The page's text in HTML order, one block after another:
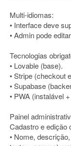
Multi-idiomas:
• Interface deve
• Admin pode
Tecnologias
• Lovable (base).
• Stripe (checkout
• Supabase
• PWA (instalável
Painel
Cadastro e edição
• Nome,